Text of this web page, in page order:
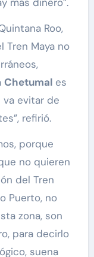
Roo,
Tren Maya no
Chetumal es
va evitar de
refirió.
porque
no quieren
del Tren
Puerto, no
zona, son
para decirlo
suena